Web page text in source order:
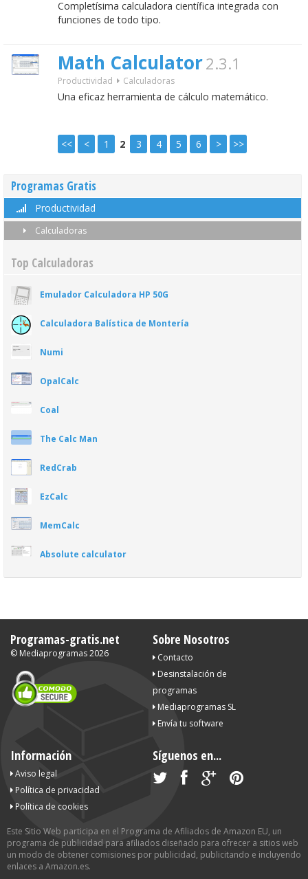
Completísima calculadora científica integrada con
funciones de todo tipo.
Math Calculator2.3.1
Productividad Calculadoras
Una eficaz herramienta de cálculo matemático.
<< < 1 2 3 4 5 6 > >>
Programas Gratis
Productividad
Calculadoras
Top Calculadoras
Emulador Calculadora HP 50G
Calculadora Balística de Montería
Numi
OpalCalc
Coal
The Calc Man
RedCrab
EzCalc
MemCalc
Absolute calculator
Programas-gratis.net
© Mediaprogramas2026
Sobre Nosotros
Contacto
Desinstalación de
programas
Mediaprogramas SL
Envía tu software
Información
Aviso legal
Política de privacidad
Política de cookies
Síguenos en...
Este Sitio Web participa en el Programa de Afiliados de Amazon EU, un
programa de publicidad para afiliados diseñado para ofrecer a sitios web
un modo de obtener comisiones por publicidad, publicitando e incluyendo
enlaces a Amazon.es.